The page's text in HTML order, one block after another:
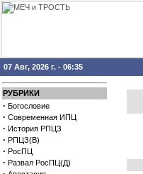
07 Авг, 2026 г. - 06:35
РУБРИКИ
· Богословие
· Современная ИПЦ
· История РПЦЗ
· РПЦЗ(В)
· РосПЦ
· Развал РосПЦ(Д)